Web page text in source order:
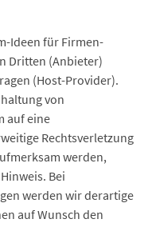
Ideen für Firmen-
Dritten (Anbieter)
(Host-Provider).
von
auf eine
Rechtsverletzung
werden,
Bei
werden wir derartige
auf Wunsch den